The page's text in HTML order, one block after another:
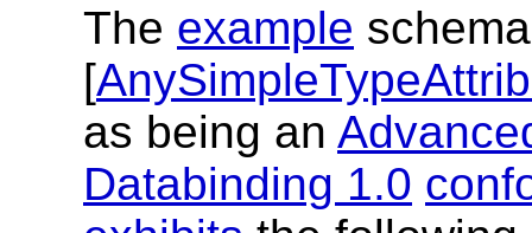
The example schema
[
as being an
Databinding 1.0